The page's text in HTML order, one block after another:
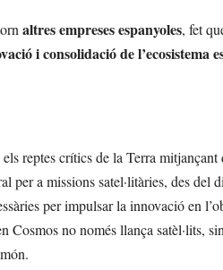
altres empreses espanyoles, fet
i consolidació de l’ecosistema
reptes crítics de la Terra
per a missions satel·litàries, des
per impulsar la innovació en
Cosmos no només llança